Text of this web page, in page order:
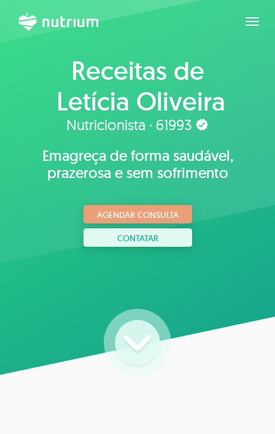
Receitas de
Letícia Oliveira
Nutricionista · 61993
Emagreça de forma saudável,
prazerosa e sem sofrimento
AGENDAR CONSULTA
CONTATAR